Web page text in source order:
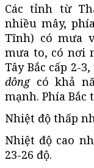
Các tỉnh từ
nhiều mây,
Tĩnh) có mưa
mưa to, có nơi
Tây Bắc cấp 2-
dôngcó khả
mạnh. Phía Bắc
Nhiệt độ thấp
Nhiệt độ cao
23-26 độ.